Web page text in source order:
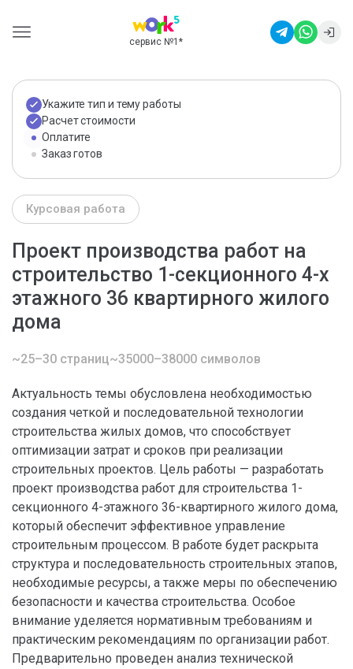
сервис №1 *
Укажите тип и тему работы
Расчет стоимости
Оплатите
Заказ готов
Курсовая работа
Проект производства работ на
строительство 1-секционного 4-х
этажного 36 квартирного жилого
дома
~25–30 страниц~35000–38000 символов
Актуальность темы обусловлена необходимостью
создания четкой и последовательной технологии
строительства жилых домов, что способствует
оптимизации затрат и сроков при реализации
строительных проектов. Цель работы — разработать
проект производства работ для строительства 1-
секционного 4-этажного 36-квартирного жилого дома,
который обеспечит эффективное управление
строительным процессом. В работе будет раскрыта
структура и последовательность строительных этапов,
необходимые ресурсы, а также меры по обеспечению
безопасности и качества строительства. Особое
внимание уделяется нормативным требованиям и
практическим рекомендациям по организации работ.
Предварительно проведен анализ технической